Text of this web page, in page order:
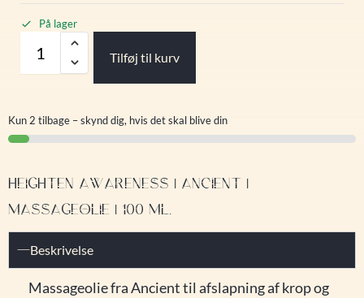
På lager
Tilføj til kurv
Kun 2 tilbage – skynd dig, hvis det skal blive din
HEIGHTEN AWARENESS | ANCIENT |
MASSAGEOLIE | 100 ML.
Beskrivelse
Massageolie fra Ancient til afslapning af krop og